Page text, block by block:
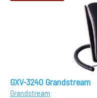
GXV-3240 Grandstream
Grandstream